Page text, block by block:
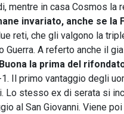
mentre in casa Cosmos
invariato, anche se la
reti, che gli valgono la
A referto anche il
Buona la prima del
Il primo vantaggio degli
Lo stesso ex di serata si
al San Giovanni. Viene